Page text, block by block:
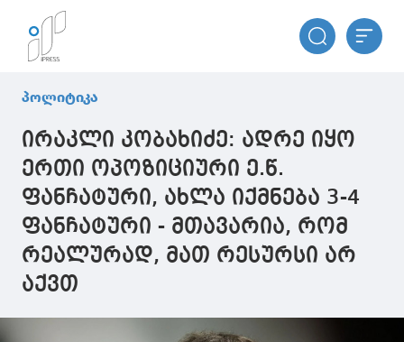
პოლიტიკა
ირაკლი კობახიძე: ადრე იყო
ერთი ოპოზიციური ე.წ.
ფანჩატური, ახლა იქმნება 3-4
ფანჩატური - მთავარია, რომ
რეალურად, მათ რესურსი არ
აქვთ